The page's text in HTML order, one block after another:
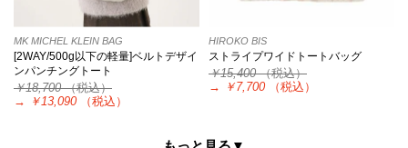
MK MICHEL KLEIN BAG
[2WAY/500g以下の軽量]ベルトデザイ
ンパンチングトート
￥18,700（税込）
→
￥13,090 （税込）
HIROKO BIS
ストライプワイドトートバッグ
￥15,400（税込）
→
￥7,700 （税込）